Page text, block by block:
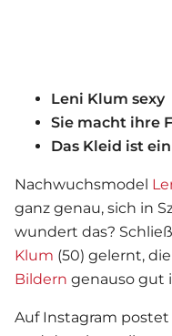
Leni Klum sexy
Sie macht ihre
Das Kleid ist
Nachwuchsmodel
ganz genau, sich in
wundert das?
Klum (50) gelernt,
Bildern genauso gut
Auf Instagram